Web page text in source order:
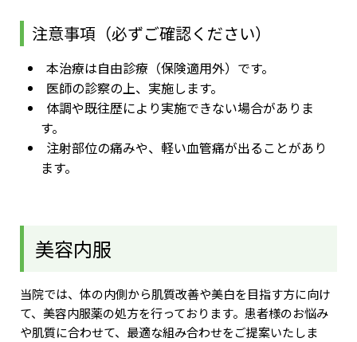
注意事項（必ずご確認ください）
本治療は自由診療（保険適用外）です。
医師の診察の上、実施します。
体調や既往歴により実施できない場合がありま
す。
注射部位の痛みや、軽い血管痛が出ることがあり
ます。
美容内服
当院では、体の内側から肌質改善や美白を目指す方に向け
て、美容内服薬の処方を行っております。患者様のお悩み
や肌質に合わせて、最適な組み合わせをご提案いたしま